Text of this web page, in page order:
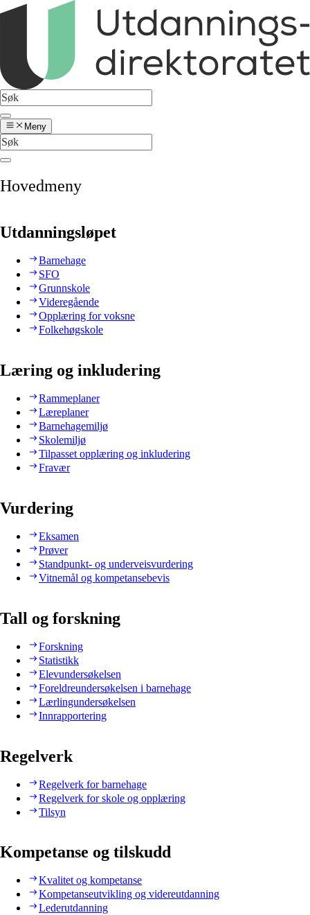
Meny
Hovedmeny
Utdanningsløpet
Barnehage
SFO
Grunnskole
Videregående
Opplæring for voksne
Folkehøgskole
Læring og inkludering
Rammeplaner
Læreplaner
Barnehagemiljø
Skolemiljø
Tilpasset opplæring og inkludering
Fravær
Vurdering
Eksamen
Prøver
Standpunkt- og underveisvurdering
Vitnemål og kompetansebevis
Tall og forskning
Forskning
Statistikk
Elevundersøkelsen
Foreldreundersøkelsen i barnehage
Lærlingundersøkelsen
Innrapportering
Regelverk
Regelverk for barnehage
Regelverk for skole og opplæring
Tilsyn
Kompetanse og tilskudd
Kvalitet og kompetanse
Kompetanseutvikling og videreutdanning
Lederutdanning